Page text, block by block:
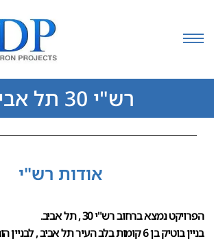
רש"י 30 תל אביב
אודות רש"י
הפרויקט נמצא ברחוב רש"י 30 , תל אביב.
בניין בוטיק בן 6 קומות בלב העיר תל אביב ,